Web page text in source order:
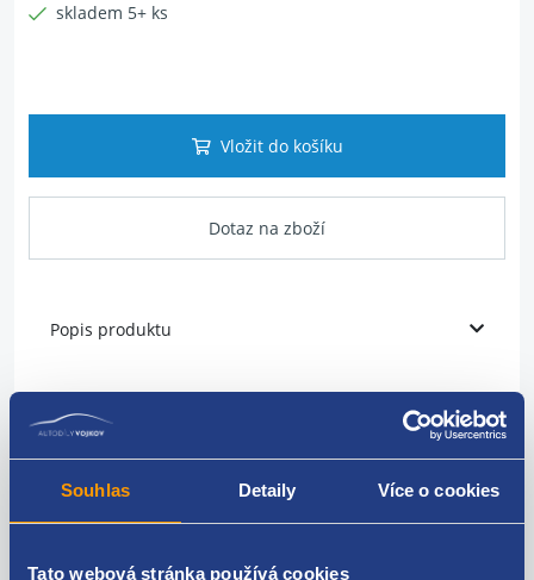
Souhlas Detaily Více o cookies
Tato webová stránka používá cookies
skladem 5+ ks
Vložit do košíku
Dotaz na zboží
Popis produktu
umístění: přední